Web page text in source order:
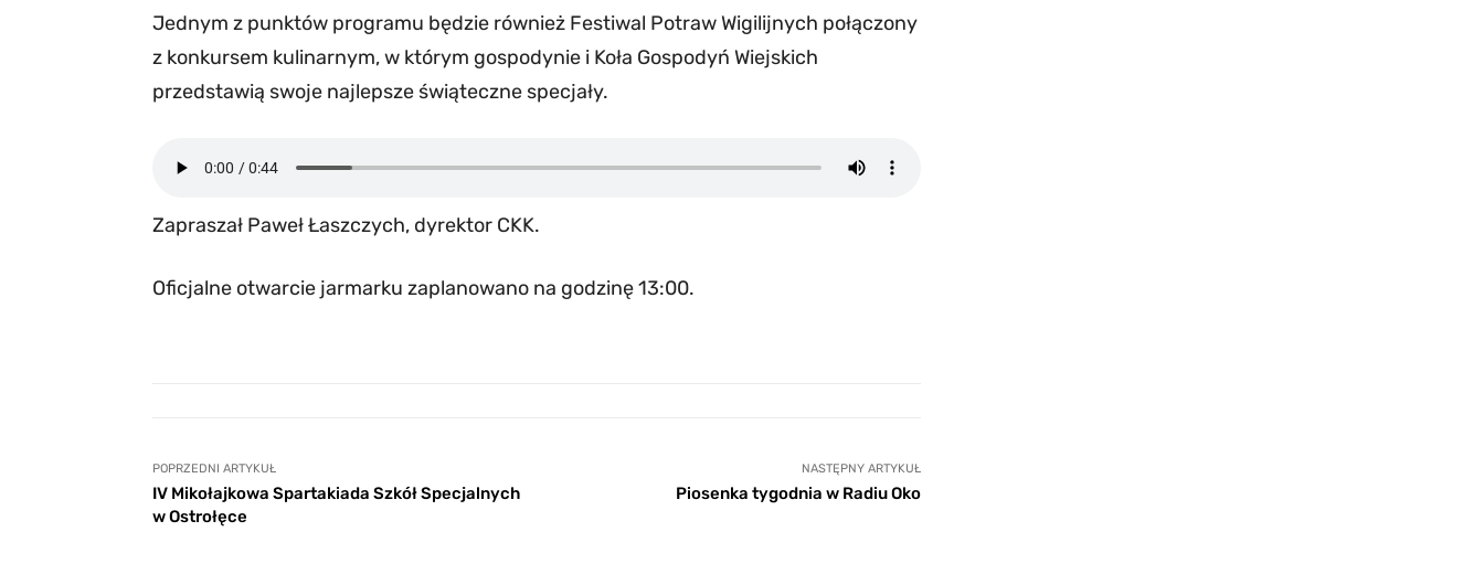
Jednym z punktów programu będzie również Festiwal Potraw Wigilijnych połączony
z konkursem kulinarnym, w którym gospodynie i Koła Gospodyń Wiejskich
przedstawią swoje najlepsze świąteczne specjały.
Zapraszał Paweł Łaszczych, dyrektor CKK.
Oficjalne otwarcie jarmarku zaplanowano na godzinę 13:00.
POPRZEDNI ARTYKUŁ
IV Mikołajkowa Spartakiada Szkół Specjalnych
w Ostrołęce
NASTĘPNY ARTYKUŁ
Piosenka tygodnia w Radiu Oko